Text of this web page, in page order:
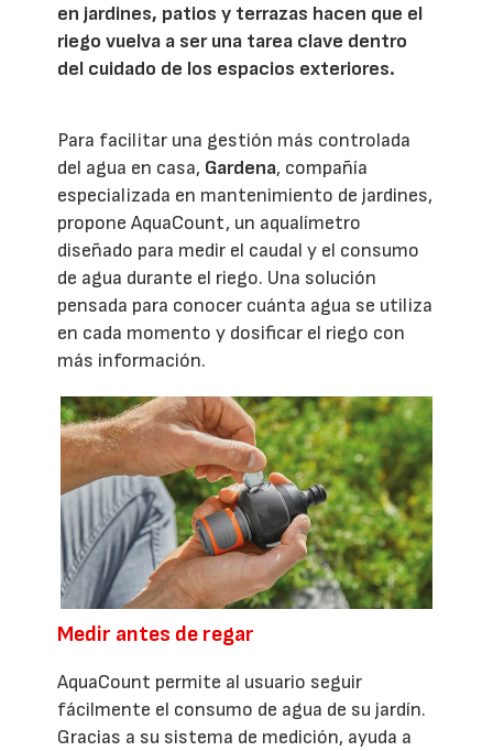
en jardines, patios y terrazas hacen que el
riego vuelva a ser una tarea clave dentro
del cuidado de los espacios exteriores.
Para facilitar una gestión más controlada
del agua en casa, Gardena, compañía
especializada en mantenimiento de jardines,
propone AquaCount, un aqualímetro
diseñado para medir el caudal y el consumo
de agua durante el riego. Una solución
pensada para conocer cuánta agua se utiliza
en cada momento y dosificar el riego con
más información.
Medir antes de regar
AquaCount permite al usuario seguir
fácilmente el consumo de agua de su jardín.
Gracias a su sistema de medición, ayuda a